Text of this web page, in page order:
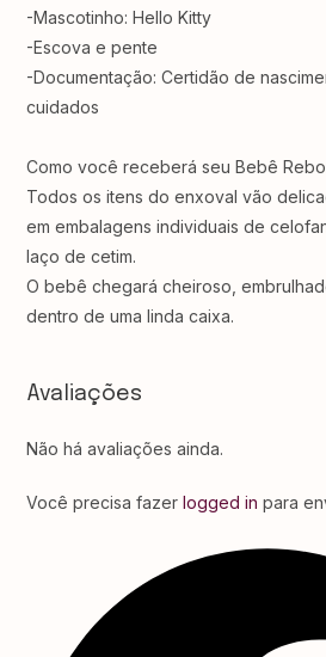
-Mascotinho: Hello Kitty
-Escova e pente ⁣⁣⁣⁣
-Documentação: Certidão de
cuidados ⁣⁣⁣⁣
Como você receberá seu Bebê
Todos os itens do enxoval vão
em embalagens individuais de
laço de cetim.⁣⁣⁣⁣
O bebê chegará cheiroso,
dentro de uma linda caixa.
Avaliações
Não há avaliações ainda.
Você precisa fazerlogged in para